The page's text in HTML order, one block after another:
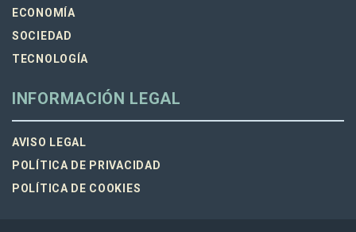
ECONOMÍA
SOCIEDAD
TECNOLOGÍA
INFORMACIÓN LEGAL
AVISO LEGAL
POLÍTICA DE PRIVACIDAD
POLÍTICA DE COOKIES